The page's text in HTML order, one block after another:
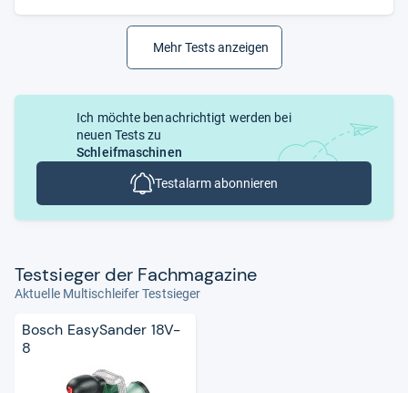
Mehr Tests anzeigen
Ich möchte benachrichtigt werden bei
neuen Tests zu
Schleifmaschinen
Testalarm abonnieren
Test­sie­ger der Fach­ma­ga­zine
Aktuelle Multischleifer Testsieger
Bosch EasySander 18V-
8